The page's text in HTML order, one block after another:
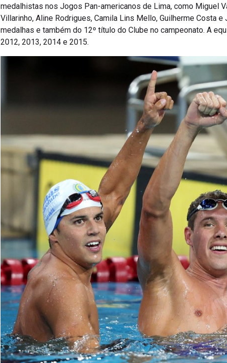
medalhistas nos Jogos Pan-americanos de Lima, como Miguel
Villarinho, Aline Rodrigues, Camila Lins Mello, Guilherme Costa
medalhas e também do 12º título do Clube no campeonato. A
2012, 2013, 2014 e 2015.